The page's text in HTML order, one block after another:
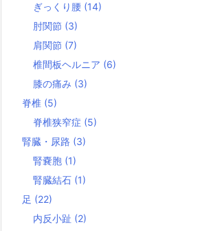
ぎっくり腰 (14)
肘関節 (3)
肩関節 (7)
椎間板ヘルニア (6)
膝の痛み (3)
脊椎 (5)
脊椎狭窄症 (5)
腎臓・尿路 (3)
腎嚢胞 (1)
腎臓結石 (1)
足 (22)
内反小趾 (2)